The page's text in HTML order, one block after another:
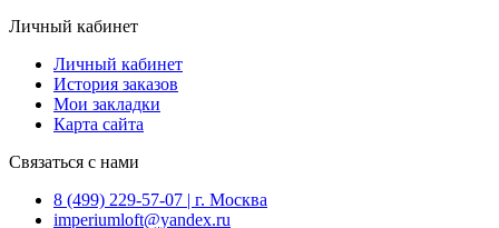
Личный кабинет
Личный кабинет
История заказов
Мои закладки
Карта сайта
Связаться с нами
8 (499) 229-57-07 | г. Москва
imperiumloft@yandex.ru